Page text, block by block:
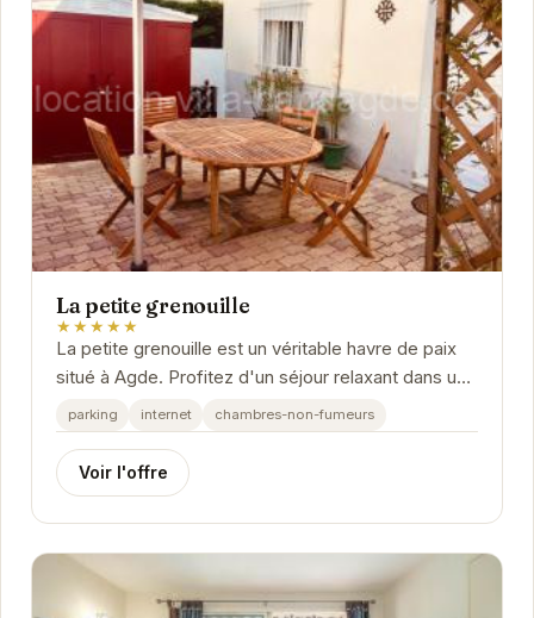
La petite grenouille
★★★★★
La petite grenouille est un véritable havre de paix
situé à Agde. Profitez d'un séjour relaxant dans un
cadre confortable et convivial.
parking internet chambres-non-fumeurs
Voir l'offre